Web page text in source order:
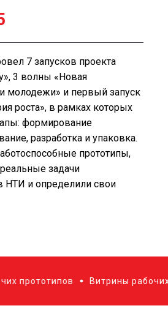
7 запусков проекта
3 волны «Новая
молодежи» и первый запуск
роста», в рамках которых
формирование
разработка и упаковка.
прототипы,
задачи
НТИ и определили свои
Витрины рабочих